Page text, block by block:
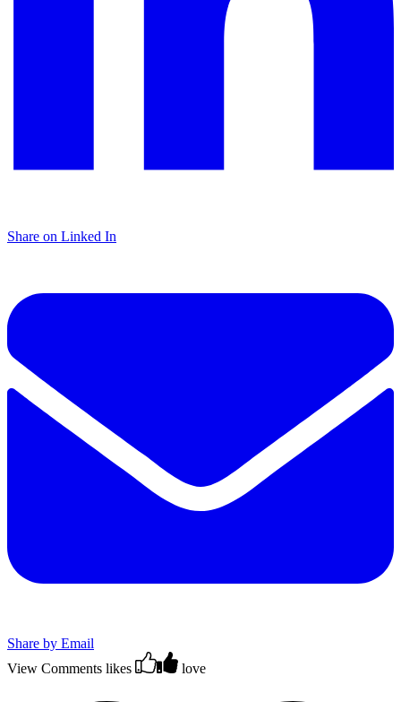
Share on Linked In
Share by Email
View Comments likes love